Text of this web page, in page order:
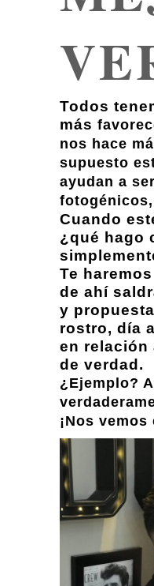
Todos
más
nos hace
supuesto
ayudan a
Cuando
¿qué hago
Te
de ahí
y
rostro, día
en relación
de verdad.
¿Ejemplo?
¡Nos